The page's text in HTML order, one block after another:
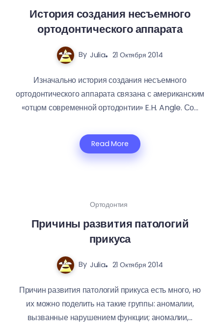
История создания несъемного
ортодонтического аппарата
By Julia 21 Октября 2014
Изначально история создания несъемного
ортодонтического аппарата связана с американским
«отцом современной ортодонтии» E.H. Angle. Со...
Read More
Ортодонтия
Причины развития патологий
прикуса
By Julia 21 Октября 2014
Причин развития патологий прикуса есть много, но
их можно поделить на такие группы: аномалии,
вызванные нарушением функции; аномалии,...